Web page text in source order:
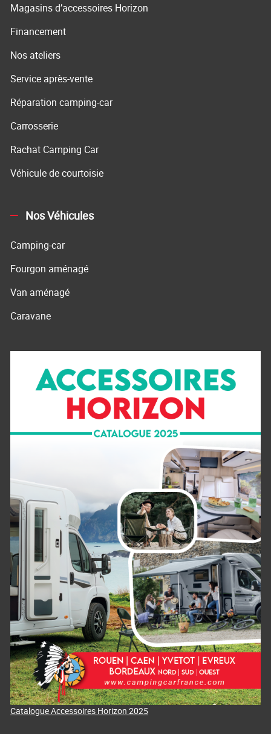
Magasins d’accessoires Horizon
Financement
Nos ateliers
Service après-vente
Réparation camping-car
Carrosserie
Rachat Camping Car
Véhicule de courtoisie
Nos Véhicules
Camping-car
Fourgon aménagé
Van aménagé
Caravane
Catalogue Accessoires Horizon 2025